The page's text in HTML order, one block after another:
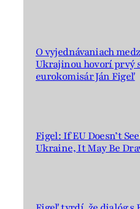
O vyjednávaniach
Ukrajinou hovorí prvý
eurokomisár Ján Figeľ
Figel: If EU Doesn’t
Ukraine, It May Be